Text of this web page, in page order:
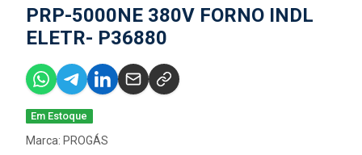
PRP-5000NE 380V FORNO INDL
ELETR- P36880
Em Estoque
Marca: PROGÁS